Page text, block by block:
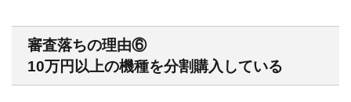
審査落ちの理由⑥
10万円以上の機種を分割購入している